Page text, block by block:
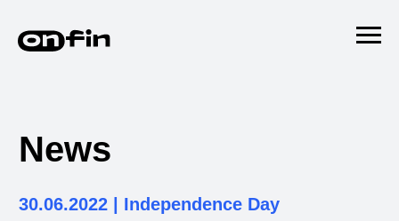
News
30.06.2022 | Independence Day